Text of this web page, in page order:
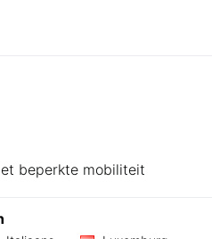
beperkte mobiliteit